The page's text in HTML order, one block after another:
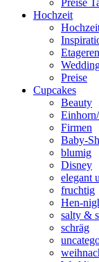
Preise
Hochzeit
Preise
Cupcakes
Beauty
Firmen
Baby-
blumig
Disney
elegant
fruchtig
Hen-
salty &
schräg